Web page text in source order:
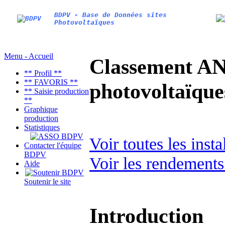
BDPV - Base de Données sites
Photovoltaïques
Menu - Accueil
** Profil **
** FAVORIS **
** Saisie production
**
Graphique
production
Statistiques
Contacter l'équipe
BDPV
Aide
Soutenir le site
Classement
Voir toutes les
Voir les
Introduction